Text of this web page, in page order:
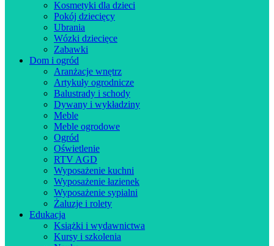
Kosmetyki dla dzieci
Pokój dziecięcy
Ubrania
Wózki dziecięce
Zabawki
Dom i ogród
Aranżacje wnętrz
Artykuły ogrodnicze
Balustrady i schody
Dywany i wykładziny
Meble
Meble ogrodowe
Ogród
Oświetlenie
RTV AGD
Wyposażenie kuchni
Wyposażenie łazienek
Wyposażenie sypialni
Żaluzje i rolety
Edukacja
Książki i wydawnictwa
Kursy i szkolenia